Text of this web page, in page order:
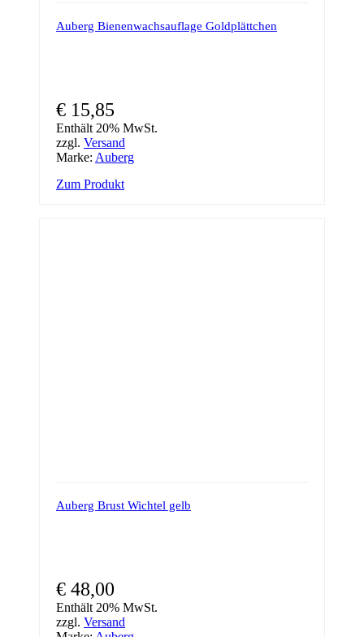
Auberg Bienenwachsauflage Goldplättchen
€ 15,85
Enthält 20% MwSt.
zzgl. Versand
Marke: Auberg
Zum Produkt
Auberg Brust Wichtel gelb
€ 48,00
Enthält 20% MwSt.
zzgl. Versand